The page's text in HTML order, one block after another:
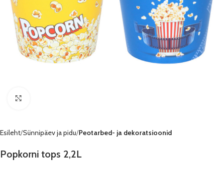
Esileht Sünnipäev ja pidu Peotarbed- ja dekoratsioonid
Popkorni tops 2,2L